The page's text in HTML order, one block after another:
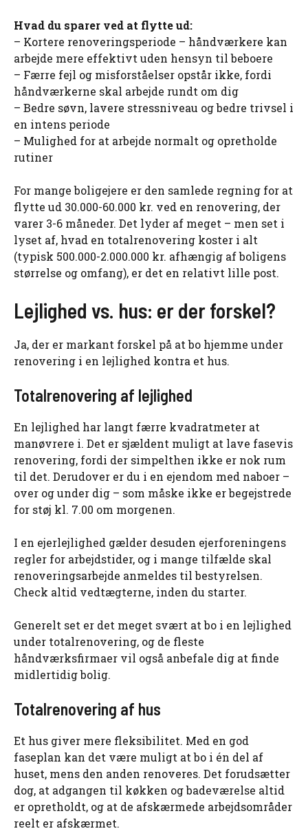
Hvad du sparer ved at flytte ud:
– Kortere renoveringsperiode – håndværkere kan
arbejde mere effektivt uden hensyn til beboere
– Færre fejl og misforståelser opstår ikke, fordi
håndværkerne skal arbejde rundt om dig
– Bedre søvn, lavere stressniveau og bedre trivsel i
en intens periode
– Mulighed for at arbejde normalt og opretholde
rutiner
For mange boligejere er den samlede regning for at
flytte ud 30.000-60.000 kr. ved en renovering, der
varer 3-6 måneder. Det lyder af meget – men set i
lyset af, hvad en totalrenovering koster i alt
(typisk 500.000-2.000.000 kr. afhængig af boligens
størrelse og omfang), er det en relativt lille post.
Lejlighed vs. hus: er der forskel?
Ja, der er markant forskel på at bo hjemme under
renovering i en lejlighed kontra et hus.
Totalrenovering af lejlighed
En lejlighed har langt færre kvadratmeter at
manøvrere i. Det er sjældent muligt at lave fasevis
renovering, fordi der simpelthen ikke er nok rum
til det. Derudover er du i en ejendom med naboer –
over og under dig – som måske ikke er begejstrede
for støj kl. 7.00 om morgenen.
I en ejerlejlighed gælder desuden ejerforeningens
regler for arbejdstider, og i mange tilfælde skal
renoveringsarbejde anmeldes til bestyrelsen.
Check altid vedtægterne, inden du starter.
Generelt set er det meget svært at bo i en lejlighed
under totalrenovering, og de fleste
håndværksfirmaer vil også anbefale dig at finde
midlertidig bolig.
Totalrenovering af hus
Et hus giver mere fleksibilitet. Med en god
faseplan kan det være muligt at bo i én del af
huset, mens den anden renoveres. Det forudsætter
dog, at adgangen til køkken og badeværelse altid
er opretholdt, og at de afskærmede arbejdsområder
reelt er afskærmet.